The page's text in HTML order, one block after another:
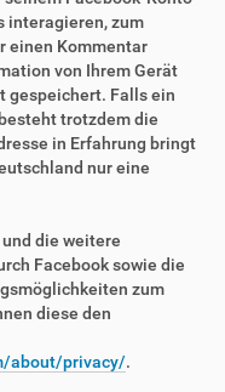
interagieren, zum
einen Kommentar
von Ihrem Gerät
gespeichert. Falls ein
trotzdem die
in Erfahrung bringt
nur eine
die weitere
Facebook sowie die
zum
diese den
about/privacy/.